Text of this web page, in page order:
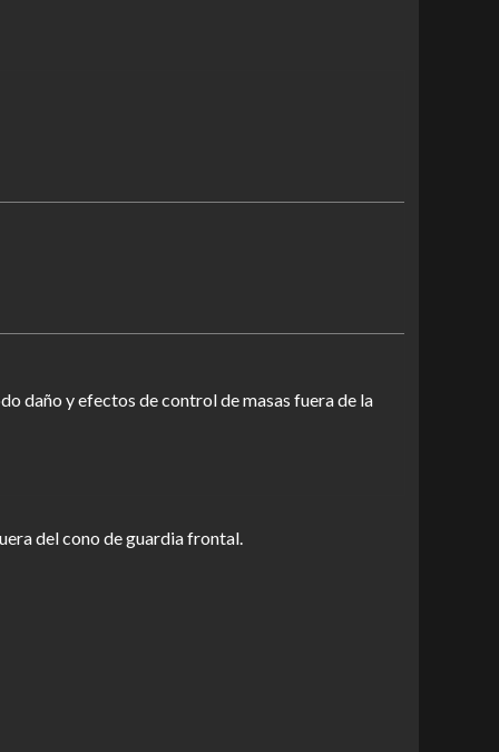
daño y efectos de control de masas fuera de la
del cono de guardia frontal.